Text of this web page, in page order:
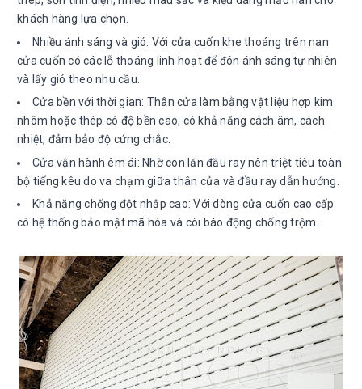
khách hàng lựa chọn.
Nhiều ánh sáng và gió: Với cửa cuốn khe thoáng trên nan
cửa cuốn có các lỗ thoáng linh hoạt để đón ánh sáng tự nhiên
và lấy gió theo nhu cầu.
Cửa bền với thời gian: Thân cửa làm bằng vật liệu hợp kim
nhôm hoặc thép có độ bền cao, có khả năng cách âm, cách
nhiệt, đảm bảo độ cứng chắc.
Cửa vận hành êm ái: Nhờ con lăn đầu ray nên triệt tiêu toàn
bộ tiếng kêu do va chạm giữa thân cửa và đầu ray dẫn hướng.
Khả năng chống đột nhập cao: Với dòng cửa cuốn cao cấp
có hệ thống bảo mật mã hóa và còi báo động chống trộm.